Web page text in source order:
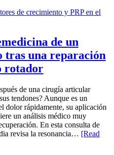
de un
tras una reparación
rotador
de una cirugía articular
tendones? Aunque es un
dolor rápidamente, su aplicación
un análisis médico muy
En esta consulta de
revisa la resonancia… [Read